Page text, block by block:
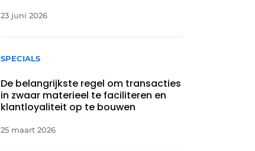
23 juni 2026
SPECIALS
De belangrijkste regel om transacties
in zwaar materieel te faciliteren en
klantloyaliteit op te bouwen
25 maart 2026